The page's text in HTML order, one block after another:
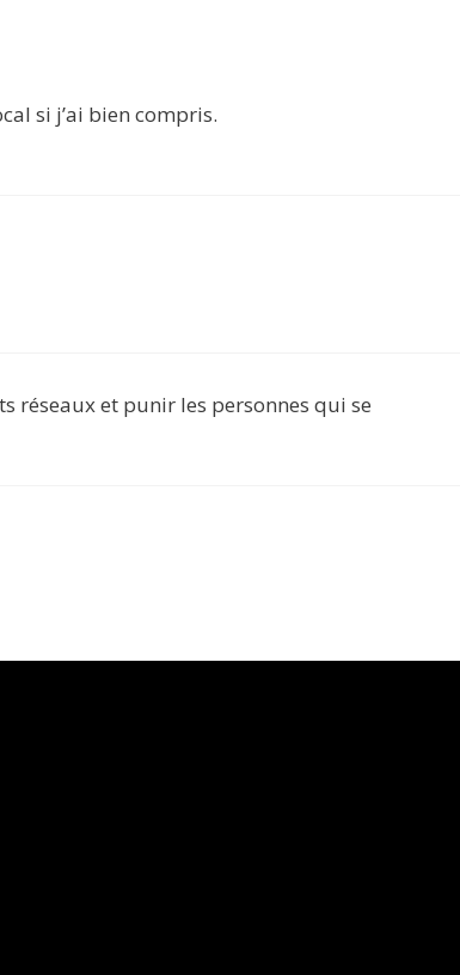
si j’ai bien compris.
réseaux et punir les personnes qui se